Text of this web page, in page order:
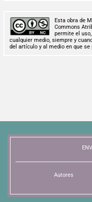
Esta obra de
Commons
permite el
cualquier medio, siempre y
del artículo y al medio en que se
Autores